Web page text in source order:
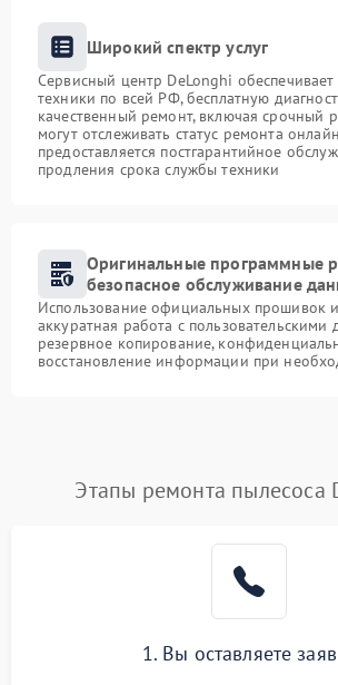
Широкий спектр услуг
Сервисный центр DeLonghi обеспечивает
техники по всей РФ, бесплатную
качественный ремонт, включая срочный
могут отслеживать статус ремонта
предоставляется постгарантийное
продления срока службы техники
Оригинальные программные
безопасное обслуживание
Использование официальных прошивок
аккуратная работа с
резервное копирование,
восстановление информации при
Этапы ремонта пылесоса
1. Вы оставляете